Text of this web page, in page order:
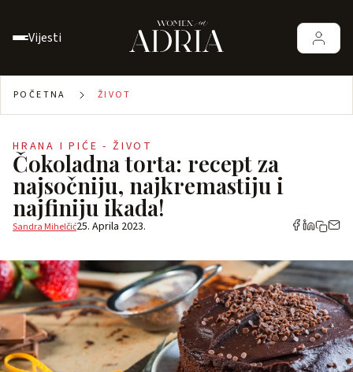
Vijesti
POČETNA ŽIVOT
HRANA I PIĆE - ŽIVOT
Čokoladna torta: recept za
najsočniju, najkremastiju i
najfiniju ikada!
Sandra Mihelčić25. Aprila 2023.